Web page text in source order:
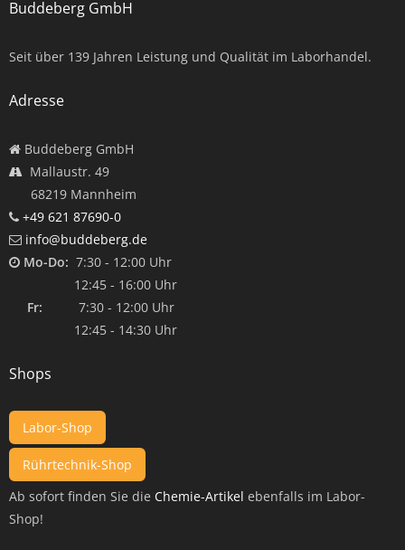
Buddeberg GmbH
Seit über 139 Jahren Leistung und Qualität im Laborhandel.
Adresse
Buddeberg GmbH
Mallaustr. 49
68219 Mannheim
+49 621 87690-0
info@buddeberg.de
Mo-Do: 7:30 - 12:00 Uhr
12:45 - 16:00 Uhr
Fr: 7:30 - 12:00 Uhr
12:45 - 14:30 Uhr
Shops
Labor-Shop
Rührtechnik-Shop
Ab sofort finden Sie die Chemie-Artikel ebenfalls im Labor-
Shop!